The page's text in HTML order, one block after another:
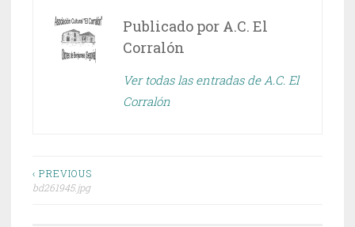
Publicado por A.C. El
Corralón
Ver todas las entradas de A.C. El
Corralón
Navegación
‹ PREVIOUS
bd261945.jpg